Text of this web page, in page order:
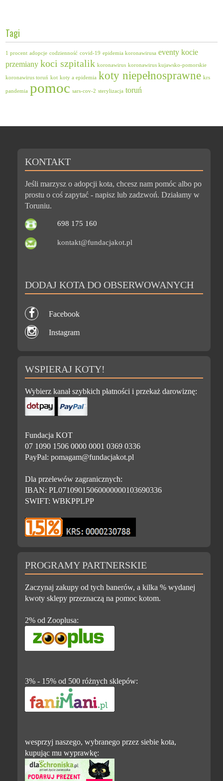
Tagi
1 procent adopcje codzienność covid-19 epidemia koronawirusa eventy kocie
przemiany koci szpitalik koronawirus koronawirus kujawsko-pomorskie
koronawirus toruń kot koty a epidemia koty niepełnosprawne krs
pandemia pomoc sars-cov-2 sterylizacja toruń
KONTAKT
Jeśli marzysz o adopcji kota, chcesz nam pomóc albo po
prostu o coś zapytać - napisz lub zadzwoń. Działamy w
Toruniu.
698 175 160
kontakt@fundacjakot.pl
DODAJ KOTA DO OBSERWOWANYCH
Facebook
Instagram
WSPIERAJ KOTY!
Wybierz kanał szybkich płatności i przekaż darowiznę:
Fundacja KOT
07 1090 1506 0000 0001 0369 0336
PayPal: pomagam@fundacjakot.pl
Dla przelewów zagranicznych:
IBAN: PL07109015060000000103690336
SWIFT: WBKPPLPP
PROGRAMY PARTNERSKIE
Zaczynaj zakupy od tych banerów, a kilka % wydanej
kwoty sklepy przeznaczą na pomoc kotom.
2% od Zooplusa:
3% - 15% od 500 różnych sklepów:
wesprzyj naszego, wybranego przez siebie kota,
kupując mu wyprawkę: